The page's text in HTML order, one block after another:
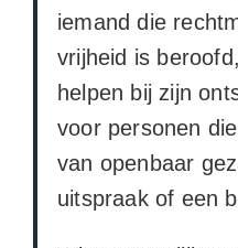
iemand die
vrijheid is
helpen bij zijn
voor personen
van openbaar
uitspraak of een